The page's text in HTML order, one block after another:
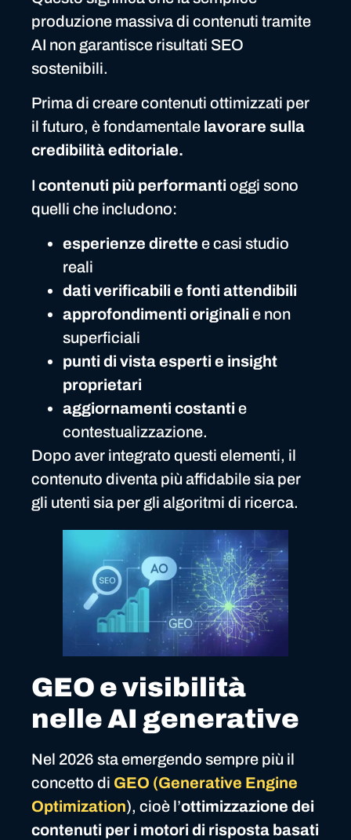
produzione massiva di contenuti tramite
AI non garantisce risultati SEO
sostenibili.
Prima di creare contenuti ottimizzati per
il futuro, è fondamentale lavorare sulla
credibilità editoriale.
I contenuti più performanti oggi sono
quelli che includono:
esperienze dirette e casi studio
reali
dati verificabili e fonti attendibili
approfondimenti originali e non
superficiali
punti di vista esperti e insight
proprietari
aggiornamenti costanti e
contestualizzazione.
Dopo aver integrato questi elementi, il
contenuto diventa più affidabile sia per
gli utenti sia per gli algoritmi di ricerca.
GEO e visibilità
nelle AI generative
Nel 2026 sta emergendo sempre più il
concetto di GEO (Generative Engine
Optimization), cioè l’ottimizzazione dei
contenuti per i motori di risposta basati